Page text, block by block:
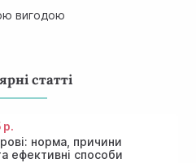
вигодою
статті
р.
норма, причини
ефективні способи